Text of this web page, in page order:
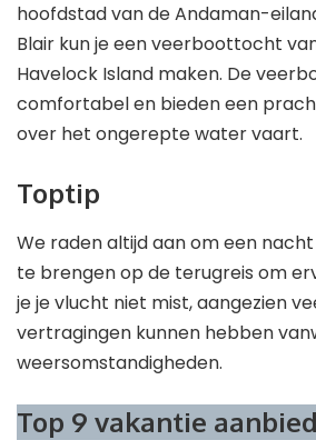
hoofdstad van de Andaman-
Blair kun je een veerboottocht
Havelock Island maken. De
comfortabel en bieden een
over het ongerepte water vaart.
Toptip
We raden altijd aan om een
te brengen op de terugreis om
je je vlucht niet mist, aangezien
vertragingen kunnen hebben
weersomstandigheden.
Top 9 vakantie